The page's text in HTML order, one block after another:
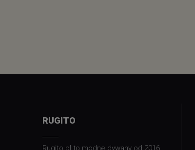
RUGITO
Rugito.pl to modne dywany od 2016